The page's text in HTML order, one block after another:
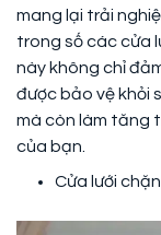
mang lại trải
trong số các cửa
này không chỉ
được bảo vệ khỏi
mà còn làm tăng
của bạn.
Cửa lưới